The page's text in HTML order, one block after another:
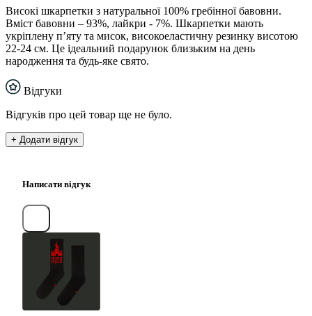
Високі шкарпетки з натуральної 100% гребінної бавовни.
Вміст бавовни – 93%, лайкри - 7%. Шкарпетки мають
укріплену п’яту та мисок, високоеластичну резинку висотою
22-24 см. Це ідеальний подарунок близьким на день
народження та будь-яке свято.
Відгуки
Відгуків про цей товар ще не було.
+ Додати відгук
Написати відгук